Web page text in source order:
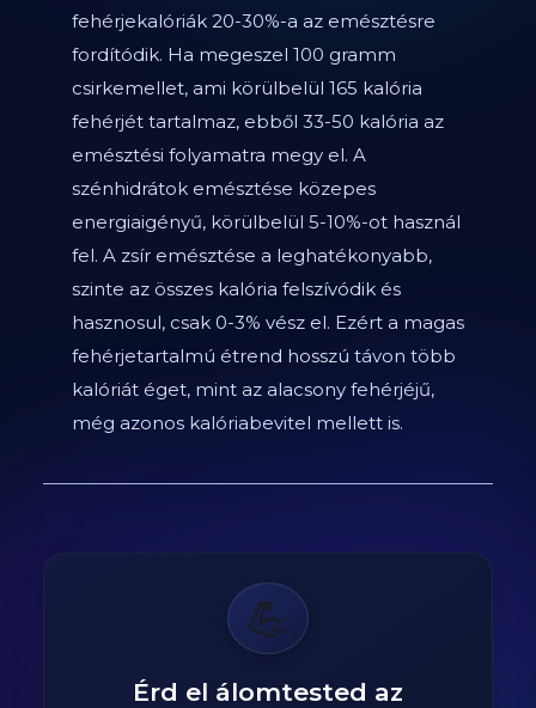
fehérjekalóriák 20-30%-a az emésztésre
fordítódik. Ha megeszel 100 gramm
csirkemellet, ami körülbelül 165 kalória
fehérjét tartalmaz, ebből 33-50 kalória az
emésztési folyamatra megy el. A
szénhidrátok emésztése közepes
energiaigényű, körülbelül 5-10%-ot használ
fel. A zsír emésztése a leghatékonyabb,
szinte az összes kalória felszívódik és
hasznosul, csak 0-3% vész el. Ezért a magas
fehérjetartalmú étrend hosszú távon több
kalóriát éget, mint az alacsony fehérjéjű,
még azonos kalóriabevitel mellett is.
💪
Érd el álomtested az